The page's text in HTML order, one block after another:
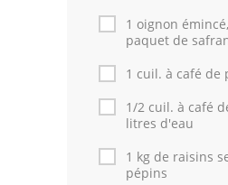
Articles
Actualités
Astuces de cuisine
Leçons de cuisine
1 oignon
paquet de
1 cuil. à café de
1/2 cuil. à café
litres d'eau
1 kg de raisins
pépins